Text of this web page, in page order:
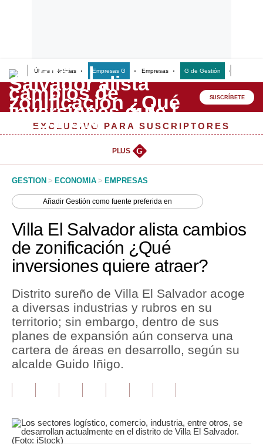
Últimas Noticias Empresas G Empresas G de Gestión
Lo último
Peru Quiosco
Management & Empleo
Perú
Política
Finanzas Personales
Inmobiliarias
Plus G
Pregunta de hoy
SUSCRÍBETE
EXCLUSIVO PARA SUSCRIPTORES
PLUS G
GESTION > ECONOMIA > EMPRESAS
AñadirGestión como fuente preferida en
Villa El Salvador alista cambios
de zonificación ¿Qué
inversiones quiere atraer?
Distrito sureño de Villa El Salvador acoge
a diversas industrias y rubros en su
territorio; sin embargo, dentro de sus
planes de expansión aún conserva una
cartera de áreas en desarrollo, según su
alcalde Guido Iñigo.